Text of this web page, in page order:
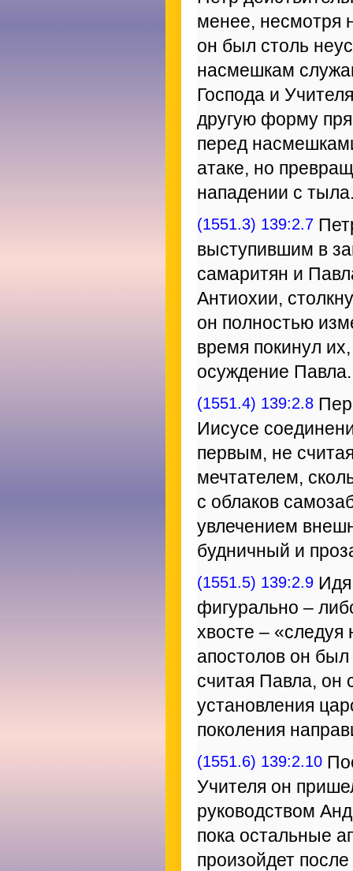
менее, несмотря
он был столь
насмешкам
Господа и
другую форму
перед
атаке, но
нападении с
(1551.3) 139:2.7
выступившим в
самаритян и
Антиохии,
он полностью
время покинул
осуждение Павла.
(1551.4) 139:2.8
Иисусе
первым, не
мечтателем,
с облаков
увлечением
будничный и
(1551.5) 139:2.9
фигурально –
хвосте – «следуя
апостолов он
считая Павла, он
установления
поколения
(1551.6) 139:2.10
Учителя он
руководством
пока остальные
произойдет